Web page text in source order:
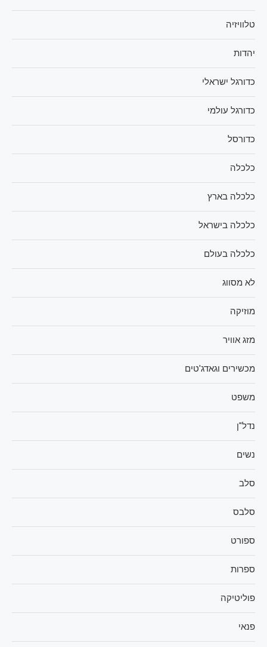
טלוויזיה
יהדות
כדורגל ישראלי
כדורגל עולמי
כדורסל
כלכלה
כלכלה בארץ
כלכלה בישראל
כלכלה בעולם
לא מסווג
מוזיקה
מזג אוויר
מכשירים וגאדג'טים
משפט
נדל"ן
נשים
סלב
סלבס
ספורט
ספרות
פוליטיקה
פנאי